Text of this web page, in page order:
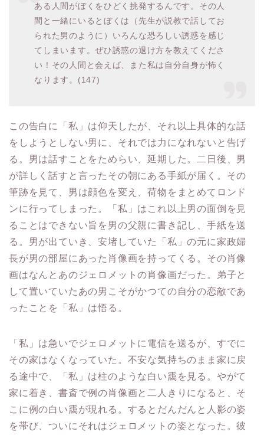
ある人間がぼくをひどく挑発するんです。その人
間と一緒にいるとぼくは（先生が説教で話してお
られた男のように）いろんな恐ろしい誘惑を感じ
てしまいます。ぜひ誘惑の退け方を教えてくださ
い！その人間と会えば、また私は自分自身が怖く
なります。(147)
この告白に「私」は仰天したが、それ以上具体的な話
をしようとしない男に、それでは力になれないと告げ
る。男は話すことをためらい、延期した。二日後、男
が詳しく話すと言ったその朝にある手紙が届く。その
筆跡を見て、男は顔色を変え、荷物をまとめてロンド
ンに行ってしまった。「私」はこれ以上男の面倒を見
ることはできない旨を男の父親に書き記し、手紙を送
る。男が出ていき、安堵していた「私」の元に家政婦
長が男の部屋にあった肖像画を持ってくる。その肖像
画はなんとあのジェロメットの肖像画だった。弟子と
して置いていたあの男こそがかつての自分の恋敵であ
ったことを「私」は悟る。
「私」は急いでジェロメットに電信を送るが、すでに
その家はなくなっていた。不安な気持ちのまま家に戻
る途中で、「私」は柱のような白い靄を見る。やがて
家に着き、書斎で例の肖像画と二人きりになると、そ
こに例の白い靄が現れる。するとだんだんと人影の姿
を帯び、ついにそれはジェロメットの姿となった。彼